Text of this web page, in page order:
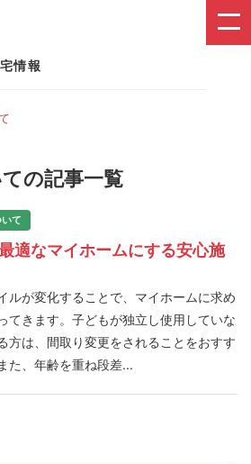
情報
の記事一覧
て
適なマイホームにする安心施
ルが変化することで、マイホームに求め
てきます。子どもが独立し使用していな
方は、間取り変更をされることをおすす
た、年齢を重ね段差...